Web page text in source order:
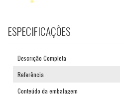
ESPECIFICAÇÕES
Descrição Completa
Referência
Conteúdo da embalagem